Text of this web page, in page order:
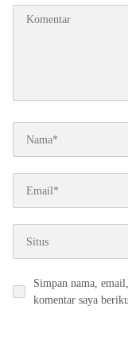
Simpan nama,
komentar saya